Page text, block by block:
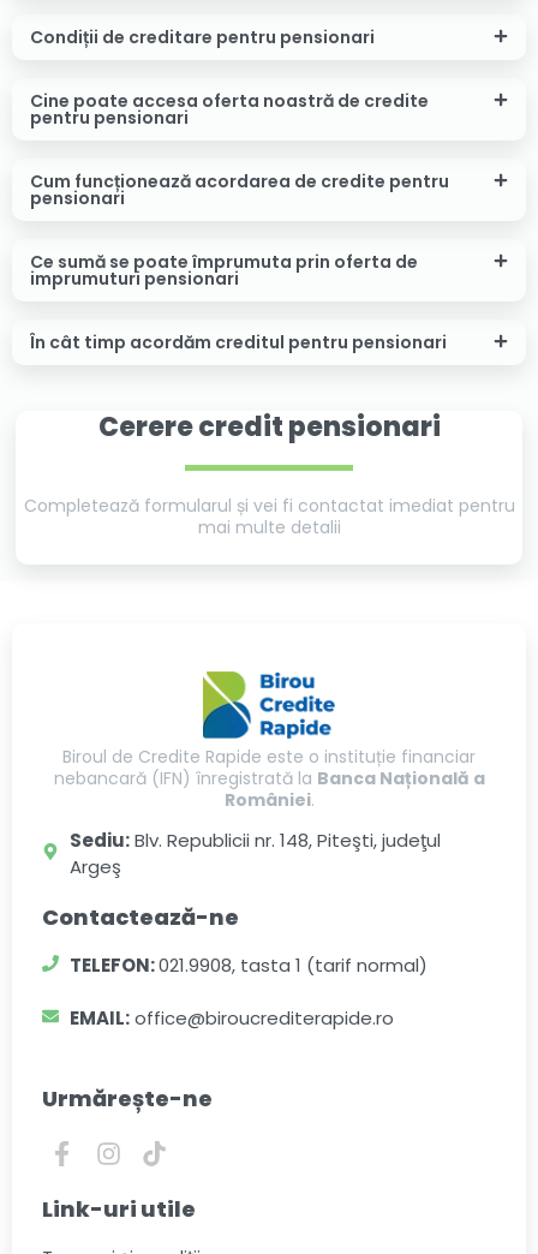
Condiții de creditare pentru pensionari
Cine poate accesa oferta noastră de credite
pentru pensionari
Cum funcționează acordarea de credite pentru
pensionari
Ce sumă se poate împrumuta prin oferta de
imprumuturi pensionari
În cât timp acordăm creditul pentru pensionari
Cerere credit pensionari
Completează formularul și vei fi contactat imediat pentru
mai multe detalii
Biroul de Credite Rapide este o instituție financiar
nebancară (IFN) înregistrată la Banca Națională a
României.
Sediu:Blv. Republicii nr. 148, Piteşti, judeţul
Argeş
Contactează-ne
TELEFON:021.9908, tasta 1 (tarif normal)
EMAIL:office@biroucrediterapide.ro
Urmărește-ne
Link-uri utile